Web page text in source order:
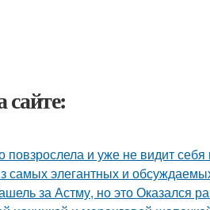
сайте:
повзрослела и уже не видит
самых элегантных и
за Астму, но это Оказался